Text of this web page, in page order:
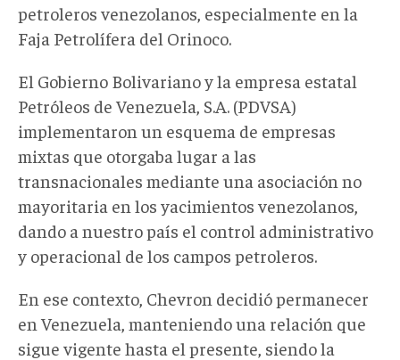
petroleros venezolanos, especialmente en la
Faja Petrolífera del Orinoco.
El Gobierno Bolivariano y la empresa estatal
Petróleos de Venezuela, S.A. (PDVSA)
implementaron un esquema de empresas
mixtas que otorgaba lugar a las
transnacionales mediante una asociación no
mayoritaria en los yacimientos venezolanos,
dando a nuestro país el control administrativo
y operacional de los campos petroleros.
En ese contexto, Chevron decidió permanecer
en Venezuela, manteniendo una relación que
sigue vigente hasta el presente, siendo la